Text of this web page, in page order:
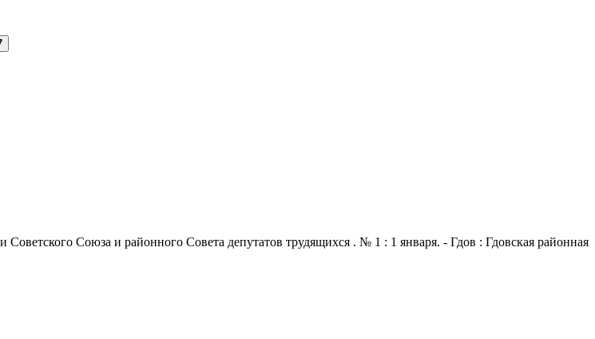
Союза и районного Совета депутатов трудящихся . № 1 : 1 января. - Гдов : Гдовская районная